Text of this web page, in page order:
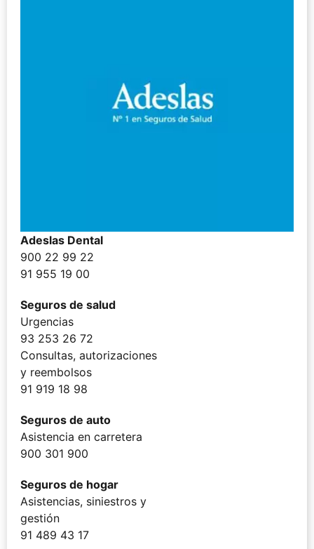
Adeslas Dental
900 22 99 22
91 955 19 00
Seguros de salud
Urgencias
93 253 26 72
Consultas, autorizaciones
y reembolsos
91 919 18 98
Seguros de auto
Asistencia en carretera
900 301 900
Seguros de hogar
Asistencias, siniestros y
gestión
91 489 43 17